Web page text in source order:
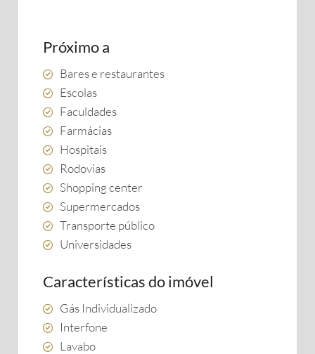
Próximo a
Bares e restaurantes
Escolas
Faculdades
Farmácias
Hospitais
Rodovias
Shopping center
Supermercados
Transporte público
Universidades
Características do imóvel
Gás Individualizado
Interfone
Lavabo